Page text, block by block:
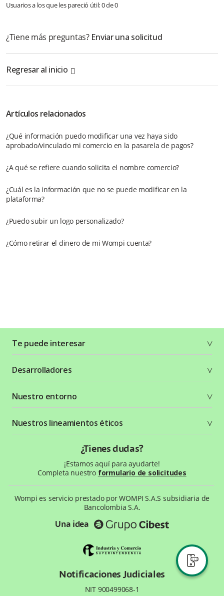
Usuarios a los que les pareció útil: 0 de 0
¿Tiene más preguntas? Enviar una solicitud
Regresar al inicio
Artículos relacionados
¿Qué información puedo modificar una vez haya sido
aprobado/vinculado mi comercio en la pasarela de pagos?
¿A qué se refiere cuando solicita el nombre comercio?
¿Cuál es la información que no se puede modificar en la
plataforma?
¿Puedo subir un logo personalizado?
¿Cómo retirar el dinero de mi Wompi cuenta?
Te puede interesar
Planes y tarifas
Crea tu cuenta
Seguridad
Términos y condiciones
Política de privacidad
Desarrolladores
Recursos gráficos
Status Page
Nuestro entorno
¿Qué es Wompi?
Wiki Wompi
Preguntas frecuentes
Nuestros lineamientos éticos
¿Tienes dudas?
¡Estamos aquí para ayudarte!
Completa nuestro formulario de solicitudes
Wompi es servicio prestado por WOMPI S.A.S subsidiaria de
Bancolombia S.A.
Una idea
Notificaciones Judiciales
NIT 900499068-1